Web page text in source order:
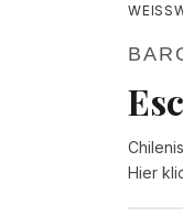
Hier